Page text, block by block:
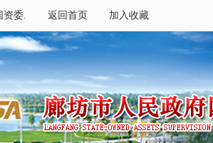
资委. 返回首页 加入收藏